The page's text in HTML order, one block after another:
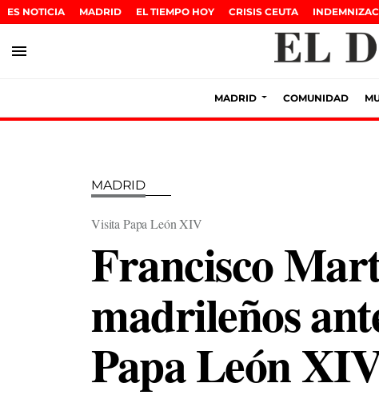
ES NOTICIA MADRID EL TIEMPO HOY CRISIS CEUTA
menu
MADRID COMUNIDAD
MADRID
Visita Papa León XIV
Francisco
madrileños
Papa León